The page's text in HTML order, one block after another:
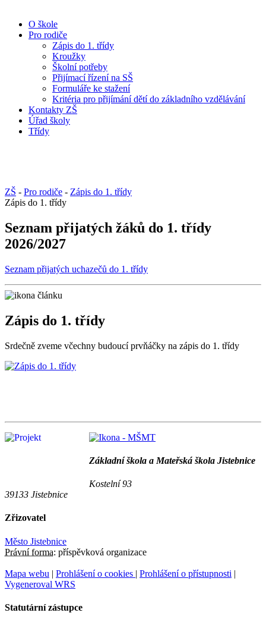
O škole
Pro rodiče
Zápis do 1. třídy
Kroužky
Školní potřeby
Přijímací řízení na SŠ
Formuláře ke stažení
Kritéria pro přijímání dětí do základního vzdělávání
Kontakty ZŠ
Úřad školy
Třídy
ZŠ - Pro rodiče - Zápis do 1. třídy
Zápis do 1. třídy
Seznam přijatých žáků do 1. třídy
2026/2027
Seznam přijatých uchazečů do 1. třídy
Zápis do 1. třídy
Srdečně zveme včechny budoucí prvňáčky na zápis do 1. třídy
Základní škola a Mateřská škola Jistebnice
Kostelní 93
39133 Jistebnice
Zřizovatel
Město Jistebnice
Právní forma: příspěvková organizace
Mapa webu | Prohlášení o cookies | Prohlášení o přístupnosti |
Vygeneroval WRS
Statutární zástupce